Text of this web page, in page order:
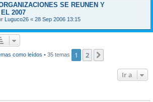
SE REUNEN Y
2007
Luguco26 « 28 Sep 2006 13:15
como leídos • 35 temas 1 2
Ir a